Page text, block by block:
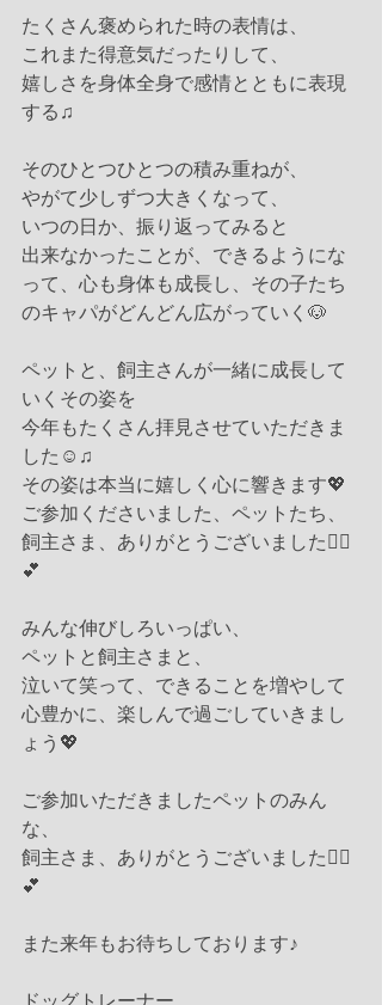
たくさん褒められた時の表情は、
これまた得意気だったりして、
嬉しさを身体全身で感情とともに表現
する♫
そのひとつひとつの積み重ねが、
やがて少しずつ大きくなって、
いつの日か、振り返ってみると
出来なかったことが、できるようにな
って、心も身体も成長し、その子たち
のキャパがどんどん広がっていく🐶
ペットと、飼主さんが一緒に成長して
いくその姿を
今年もたくさん拝見させていただきま
した☺️♫
その姿は本当に嬉しく心に響きます💖
ご参加くださいました、ペットたち、
飼主さま、ありがとうございました🙇‍♀️
💕
みんな伸びしろいっぱい、
ペットと飼主さまと、
泣いて笑って、できることを増やして
心豊かに、楽しんで過ごしていきまし
ょう💖
ご参加いただきましたペットのみん
な、
飼主さま、ありがとうございました🙇‍♀️
💕
また来年もお待ちしております♪
ドッグトレーナー